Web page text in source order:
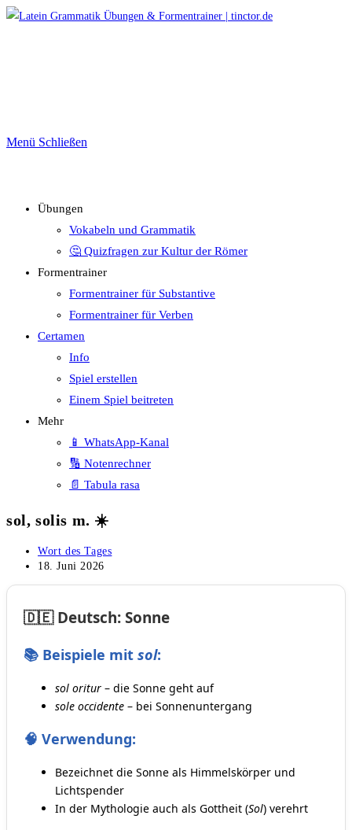
Zum
Menü Schließen
Übungen
Vokabeln und Grammatik
🤔 Quizfragen zur Kultur der Römer
Formentrainer
Formentrainer für Substantive
Formentrainer für Verben
Certamen
Info
Spiel erstellen
Einem Spiel beitreten
Mehr
📱 WhatsApp-Kanal
🔢 Notenrechner
📄 Tabula rasa
sol, solis m. ☀️
Beitrags-
Kategorie:
Wort des Tages
Beitrag
18. Juni 2026
🇩🇪 Deutsch: Sonne
📚 Beispiele mit sol:
sol oritur – die Sonne geht auf
sole occidente – bei Sonnenuntergang
🧠 Verwendung:
Bezeichnet die Sonne als Himmelskörper und
Lichtspender
In der Mythologie auch als Gottheit (Sol) verehrt